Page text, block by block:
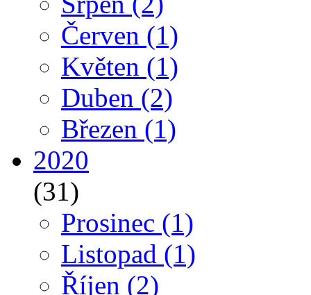
Červen (1)
Květen (1)
Duben (2)
Březen (1)
2020
(31)
Prosinec (1)
Listopad (1)
Říjen (2)